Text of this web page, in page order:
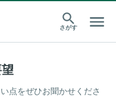
さがす
点をぜひお聞かせくださ